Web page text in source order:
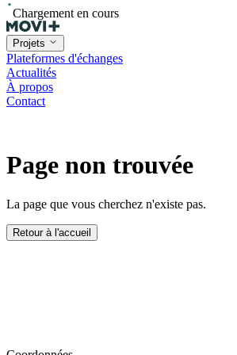
Chargement en cours
Projets
Plateformes d'échanges
Actualités
À propos
Contact
Page non trouvée
La page que vous cherchez n'existe pas.
Retour à l'accueil